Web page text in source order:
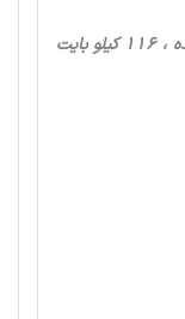
، کلیه گرایش ها، 17 صفحه فارسی تایپ شده ، 116 کیلو بایت